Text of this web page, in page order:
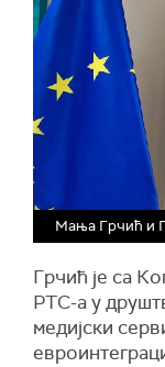
Мања Грчић и
Грчић је са
РТС-а у
медијски